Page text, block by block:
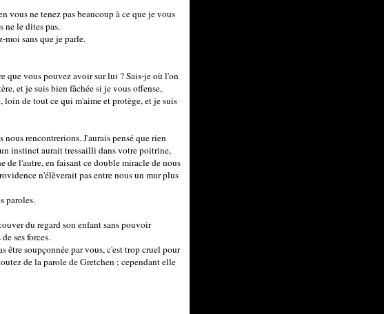
vous ne tenez pas beaucoup à ce que je vous
ne le dites pas.
moi sans que je parle.
que vous pouvez avoir sur lui ? Sais-je où l'on
et je suis bien fâchée si je vous offense,
loin de tout ce qui m'aime et protège, et je suis
rencontrerions. J'aurais pensé que rien
instinct aurait tressailli dans votre poitrine,
de l'autre, en faisant ce double miracle de nous
n'élèverait pas entre nous un mur plus
paroles.
du regard son enfant sans pouvoir
ses forces.
être soupçonnée par vous, c'est trop cruel pour
de la parole de Gretchen ; cependant elle